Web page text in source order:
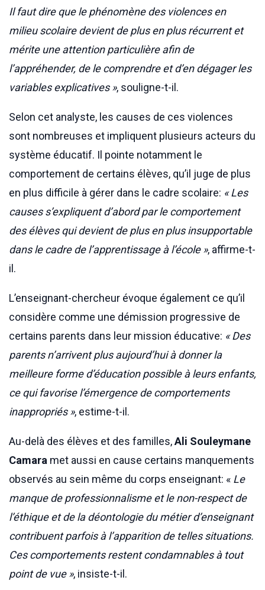
Il faut dire que le phénomène des violences en
milieu scolaire devient de plus en plus récurrent et
mérite une attention particulière afin de
l’appréhender, de le comprendre et d’en dégager les
variables explicatives », souligne-t-il.
Selon cet analyste, les causes de ces violences
sont nombreuses et impliquent plusieurs acteurs du
système éducatif. Il pointe notamment le
comportement de certains élèves, qu’il juge de plus
en plus difficile à gérer dans le cadre scolaire: « Les
causes s’expliquent d’abord par le comportement
des élèves qui devient de plus en plus insupportable
dans le cadre de l’apprentissage à l’école », affirme-t-
il.
L’enseignant-chercheur évoque également ce qu’il
considère comme une démission progressive de
certains parents dans leur mission éducative: « Des
parents n’arrivent plus aujourd’hui à donner la
meilleure forme d’éducation possible à leurs enfants,
ce qui favorise l’émergence de comportements
inappropriés », estime-t-il.
Au-delà des élèves et des familles,Ali Souleymane
Camara met aussi en cause certains manquements
observés au sein même du corps enseignant: « Le
manque de professionnalisme et le non-respect de
l’éthique et de la déontologie du métier d’enseignant
contribuent parfois à l’apparition de telles situations.
Ces comportements restent condamnables à tout
point de vue », insiste-t-il.